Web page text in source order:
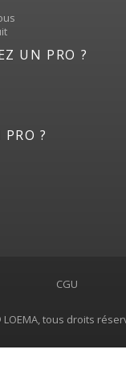
UN PRO ?
?
CGU
tous droits